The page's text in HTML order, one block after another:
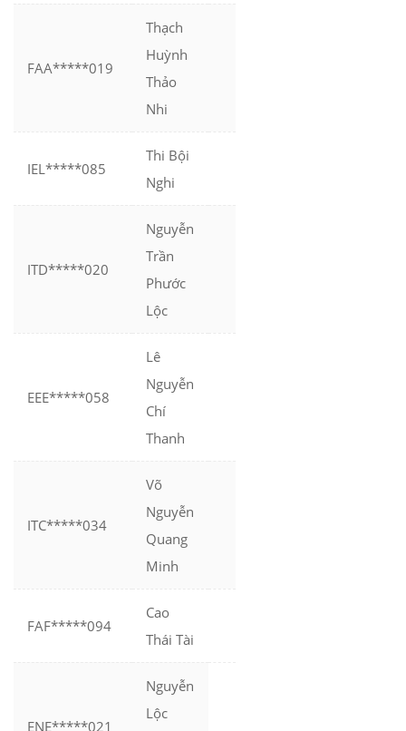
FAA*****019
Thạch
Huỳnh
Thảo
Nhi
IEL*****085
Thi Bội
Nghi
ITD*****020
Nguyễn
Trần
Phước
Lộc
EEE*****058
Lê
Nguyễn
Chí
Thanh
ITC*****034
Võ
Nguyễn
Quang
Minh
FAF*****094
Cao
Thái Tài
ENE*****021
Nguyễn
Lộc